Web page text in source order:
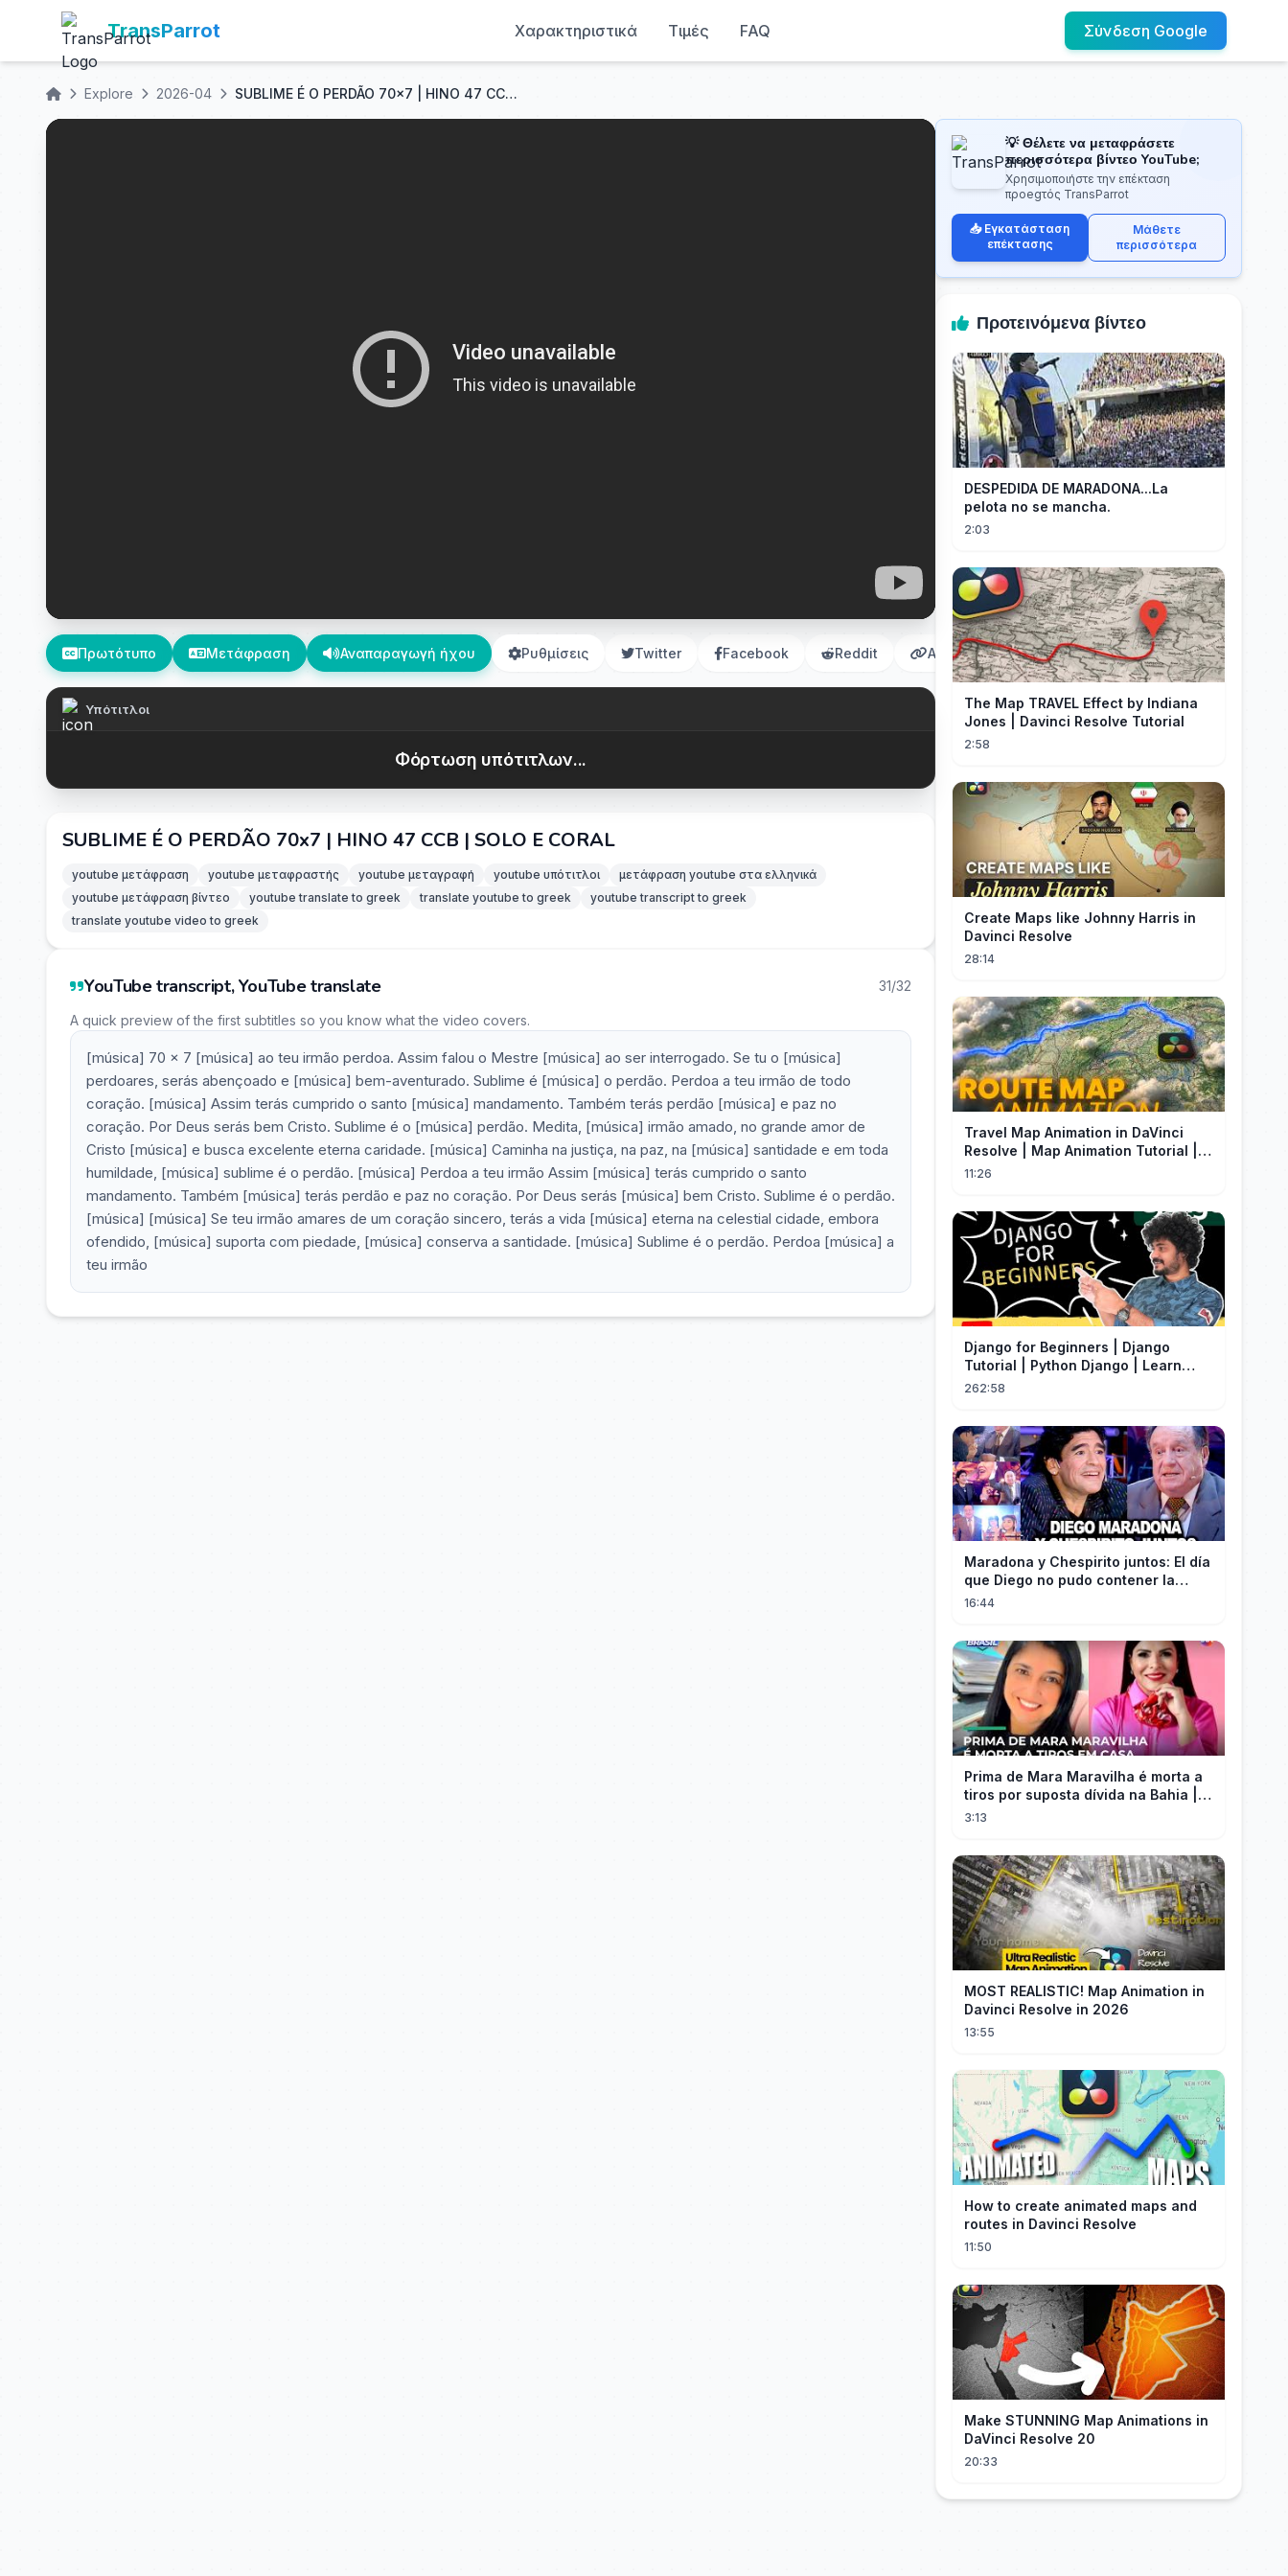
TransParrot Χαρακτηριστικά Τιμές FAQ Σύνδεση Google
Explore 2026-04 SUBLIME É O PERDÃO 70x7 | HINO 47 CCB | SOLO E CORAL
Πρωτότυπο Μετάφραση Αναπαραγωγή ήχου Ρυθμίσεις Twitter Facebook Reddit Αντιγραφή
Υπότιτλοι
Φόρτωση υπότιτλων...
SUBLIME É O PERDÃO 70x7 | HINO 47 CCB | SOLO E CORAL
youtube μετάφραση youtube μεταφραστής youtube μεταγραφή youtube υπότιτλοι
μετάφραση youtube στα ελληνικά
youtube μετάφραση βίντεο
youtube translate to greek translate youtube to greek
youtube transcript to greek
translate youtube video to greek
YouTube transcript, YouTube translate 31/32
A quick preview of the first subtitles so you know what the video covers.
[música] 70 x 7 [música] ao teu irmão perdoa. Assim falou o Mestre [música] ao ser interrogado. Se tu o [música]
perdoares, serás abençoado e [música] bem-aventurado. Sublime é [música] o perdão. Perdoa a teu irmão de todo
coração. [música] Assim terás cumprido o santo [música] mandamento. Também terás perdão [música] e paz no
coração. Por Deus serás bem Cristo. Sublime é o [música] perdão. Medita, [música] irmão amado, no grande amor de
Cristo [música] e busca excelente eterna caridade. [música] Caminha na justiça, na paz, na [música] santidade e em toda
humildade, [música] sublime é o perdão. [música] Perdoa a teu irmão Assim [música] terás cumprido o santo
mandamento. Também [música] terás perdão e paz no coração. Por Deus serás [música] bem Cristo. Sublime é o perdão.
[música] [música] Se teu irmão amares de um coração sincero, terás a vida [música] eterna na celestial cidade, embora
ofendido, [música] suporta com piedade, [música] conserva a santidade. [música] Sublime é o perdão. Perdoa [música] a
teu irmão
💡 Θέλετε να μεταφράσετε
περισσότερα βίντεο YouTube;
Χρησιμοποιήστε την επέκταση
προegτός TransParrot
📥 Εγκατάσταση
επέκτασης
Μάθετε
περισσότερα
Προτεινόμενα βίντεο
DESPEDIDA DE MARADONA...La
pelota no se mancha.
2:03
The Map TRAVEL Effect by Indiana
Jones | Davinci Resolve Tutorial
2:58
Create Maps like Johnny Harris in
Davinci Resolve
28:14
Travel Map Animation in DaVinci
Resolve | Map Animation Tutorial |
Edit Craft
11:26
Django for Beginners | Django
Tutorial | Python Django | Learn
Django Framework
262:58
Maradona y Chespirito juntos: El día
que Diego no pudo contener la
emoción al conocer a su ídolo
16:44
Prima de Mara Maravilha é morta a
tiros por suposta dívida na Bahia |
#SeLigaBrasil
3:13
MOST REALISTIC! Map Animation in
Davinci Resolve in 2026
13:55
How to create animated maps and
routes in Davinci Resolve
11:50
Make STUNNING Map Animations in
DaVinci Resolve 20
20:33